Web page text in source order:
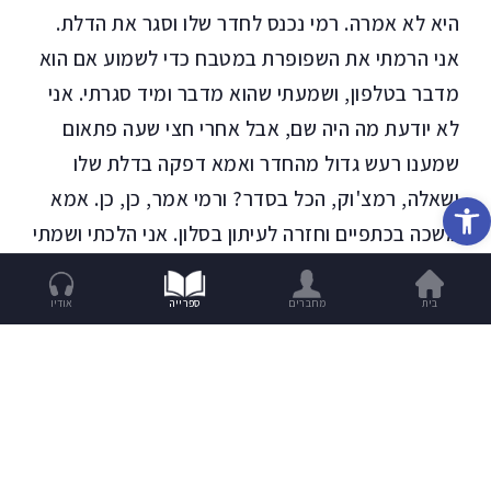
פתח סרגל נגישות
היא לא אמרה. רמי נכנס לחדר שלו וסגר את הדלת.
אני הרמתי את השפופרת במטבח כדי לשמוע אם הוא
מדבר בטלפון, ושמעתי שהוא מדבר ומיד סגרתי. אני
לא יודעת מה היה שם, אבל אחרי חצי שעה פתאום
שמענו רעש גדול מהחדר ואמא דפקה בדלת שלו
ושאלה, רמצ'וק, הכל בסדר? ורמי אמר, כן, כן. אמא
משכה בכתפיים וחזרה לעיתון בסלון. אני הלכתי ושמתי
תקליט של ריי צ'ארלס בפטפון והנחתי עליו את
המחט. שמענו שני שירים לפני שרמי יצא מהחדר שלו
בית מחברים ספרייה אודיו